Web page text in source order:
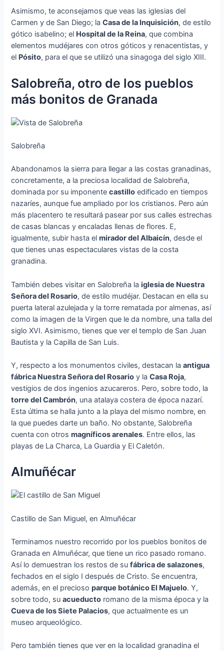
Asimismo, te aconsejamos que veas las iglesias del
Carmen y de San Diego; laCasa de la Inquisición, de estilo
gótico isabelino; el Hospital de la Reina, que combina
elementos mudéjares con otros góticos y renacentistas, y
el Pósito, para el que se utilizó una sinagoga del siglo XIII.
Salobreña, otro de los pueblos
más bonitos de Granada
Salobreña
Abandonamos la sierra para llegar a las costas granadinas,
concretamente, a la preciosa localidad de Salobreña,
dominada por su imponentecastillo edificado en tiempos
nazaríes, aunque fue ampliado por los cristianos. Pero aún
más placentero te resultará pasear por sus calles estrechas
de casas blancas y encaladas llenas de flores. E,
igualmente, subir hasta elmirador del Albaicín, desde el
que tienes unas espectaculares vistas de la costa
granadina.
También debes visitar en Salobreña laiglesia de Nuestra
Señora del Rosario, de estilo mudéjar. Destacan en ella su
puerta lateral azulejada y la torre rematada por almenas, así
como la imagen de la Virgen que le da nombre, una talla del
siglo XVI. Asimismo, tienes que ver el templo de San Juan
Bautista y la Capilla de San Luis.
Y, respecto a los monumentos civiles, destacan laantigua
fábrica Nuestra Señora del Rosario y laCasa Roja,
vestigios de dos ingenios azucareros. Pero, sobre todo, la
torre del Cambrón, una atalaya costera de época nazarí.
Esta última se halla junto a la playa del mismo nombre, en
la que puedes darte un baño. No obstante, Salobreña
cuenta con otrosmagníficos arenales. Entre ellos, las
playas de La Charca, La Guardia y El Caletón.
Almuñécar
Castillo de San Miguel, en Almuñécar
Terminamos nuestro recorrido por los pueblos bonitos de
Granada en Almuñécar, que tiene un rico pasado romano.
Así lo demuestran los restos de sufábrica de salazones,
fechados en el siglo I después de Cristo. Se encuentra,
además, en el preciosoparque botánico El Majuelo. Y,
sobre todo, suacueducto romano de la misma época y la
Cueva de los Siete Palacios, que actualmente es un
museo arqueológico.
Pero también tienes que ver en la localidad granadina el